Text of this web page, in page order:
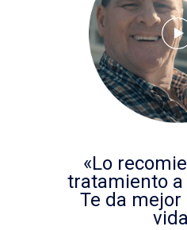
«Lo
tratamiento a
Te da